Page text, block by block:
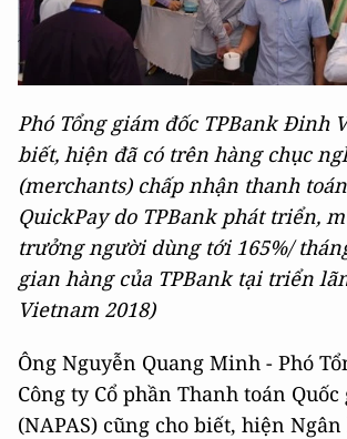
Phó Tổng giám đốc TPBank Đinh
biết, hiện đã có trên hàng chục
(merchants) chấp nhận thanh
QuickPay do TPBank phát triển,
trưởng người dùng tới 165%/
gian hàng của TPBank tại triển
Vietnam 2018)
Ông Nguyễn Quang Minh - Phó
Công ty Cổ phần Thanh toán
(NAPAS) cũng cho biết, hiện